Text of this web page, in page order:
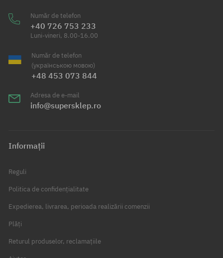
Număr de telefon
+40 726 753 233
Luni-vineri, 8.00-16.00
Număr de telefon
(українською мовою)
+48 453 073 844
Adresa de e-mail
info@supersklep.ro
Informații
Reguli
Politica de confidențialitate
Expedierea, livrarea, perioada realizării comenzii
Plăți
Returul produselor, reclamațiile